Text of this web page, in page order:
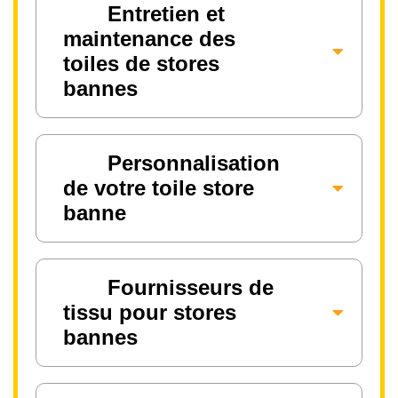
Entretien et
maintenance des
toiles de stores
bannes
Personnalisation
de votre toile store
banne
Fournisseurs de
tissu pour stores
bannes